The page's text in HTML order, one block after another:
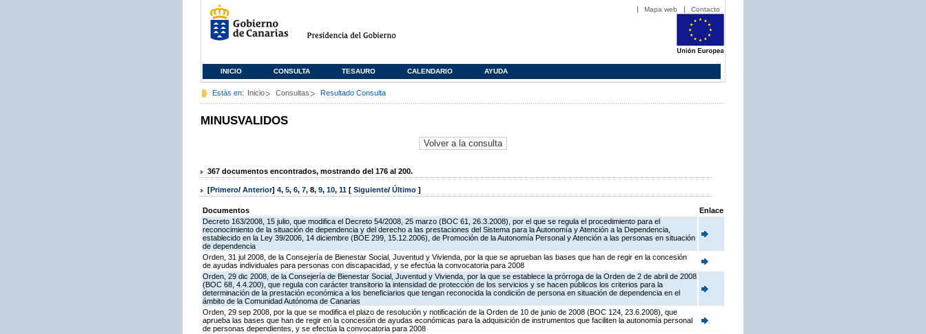
Mapa web Contacto
INICIO CONSULTA TESAURO CALENDARIO AYUDA
Estás en: Inicio Consultas Resultado Consulta
MINUSVALIDOS
367 documentos encontrados, mostrando del 176 al 200.
[Primero/ Anterior] 4, 5, 6, 7, 8, 9, 10, 11 [ Siguiente/ Último ]
Documentos
Enlace
Decreto 163/2008, 15 julio, que modifica el Decreto 54/2008, 25 marzo (BOC 61, 26.3.2008), por el que se regula el procedimiento para el
reconocimiento de la situación de dependencia y del derecho a las prestaciones del Sistema para la Autonomía y Atención a la Dependencia,
establecido en la Ley 39/2006, 14 diciembre (BOE 299, 15.12.2006), de Promoción de la Autonomía Personal y Atención a las personas en situación
de dependencia
Orden, 31 jul 2008, de la Consejería de Bienestar Social, Juventud y Vivienda, por la que se aprueban las bases que han de regir en la concesión
de ayudas individuales para personas con discapacidad, y se efectúa la convocatoria para 2008
Orden, 29 dic 2008, de la Consejería de Bienestar Social, Juventud y Vivienda, por la que se establece la prórroga de la Orden de 2 de abril de 2008
(BOC 68, 4.4.200), que regula con carácter transitorio la intensidad de protección de los servicios y se hacen públicos los criterios para la
determinación de la prestación económica a los beneficiarios que tengan reconocida la condición de persona en situación de dependencia en el
ámbito de la Comunidad Autónoma de Canarias
Orden, 29 sep 2008, por la que se modifica el plazo de resolución y notificación de la Orden de 10 de junio de 2008 (BOC 124, 23.6.2008), que
aprueba las bases que han de regir en la concesión de ayudas económicas para la adquisición de instrumentos que faciliten la autonomía personal
de personas dependientes, y se efectúa la convocatoria para 2008